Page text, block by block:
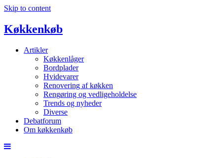
Skip to content
Køkkenkøb
Artikler
Køkkenlåger
Bordplader
Hvidevarer
Renovering af køkken
Rengøring og vedligeholdelse
Trends og nyheder
Diverse
Debatforum
Om køkkenkøb